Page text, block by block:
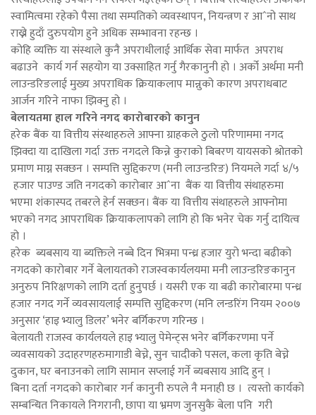
स्वामित्वमा रहेको पैसा तथा सम्पतिको व्यवस्थापन, नियन्त्रण र आˆनो साथ
राख्ने हुदाँ दुरुपयोग हुने अधिक सम्भावना रहन्छ ।
कोहि व्यक्ति या संस्थाले कुनै अपराधीलाई आर्थिक सेवा मार्फत अपराध
बढाउने कार्य गर्न सहयोग या उक्साहित गर्नु गैरकानुनी हो । अर्को अर्थमा मनी
लाउन्डरिङलाई मुख्य अपराधिक क्रियाकलाप मान्नुको कारण अपराधबाट
आर्जन गरिने नाफा झिक्नु हो ।
बेलायतमा हाल गरिने नगद कारोबारको कानुन
हरेक बैंक या वित्तीय संस्थाहरुले आफ्ना ग्राहकले ठुलो परिणाममा नगद
झिक्दा या दाखिला गर्दा उक्त नगदले किन्ने कुराको बिबरण यायसको श्रोतको
प्रमाण माग्न सक्छन । सम्पत्ति सुद्दिकरण (मनी लाउन्डरिङ) नियमले गर्दा ४/५
हजार पाउण्ड जति नगदको कारोबार आˆना बैंक या वित्तीय संथाहरुमा
भएमा शंकास्पद तबरले हेर्न सक्छन। बैंक या वित्तीय संथाहरुले आफ्नोमा
भएको नगद आपराधिक क्रियाकलापको लागि हो कि भनेर चेक गर्नु दायित्व
हो ।
हरेक ब्यबसाय या ब्यक्तिले नब्बे दिन भित्रमा पन्ध्र हजार युरो भन्दा बढीको
नगदको कारोबार गर्ने बेलायतको राजस्वकार्यलयमा मनी लाउन्डरिङकानुन
अनुरुप निरिक्षणको लागि दर्ता हुनुपर्छ । यसरी एक या बढी कारोबारमा पन्ध्र
हजार नगद गर्ने व्यवसायलाई सम्पत्ति सुद्दिकरण (मनि लन्डरिंग नियम २००७
अनुसार ‘हाइ भ्यालु डिलर’ भनेर बर्गिकरण गरिन्छ ।
बेलायती राजस्व कार्यलयले हाइ भ्यालु पेमेन्ट्स भनेर बर्गिकरणमा पर्ने
व्यवसायको उदाहरणहरुमागाडी बेच्ने, सुन चादीको पसल, कला कृति बेच्ने
दुकान, घर बनाउनको लागि सामान सप्लाई गर्ने ब्यबसाय आदि हुन् ।
बिना दर्ता नगदको कारोबार गर्न कानुनी रुपले नै मनाही छ । त्यस्तो कार्यको
सम्बन्धित निकायले निगरानी, छापा या भ्रमण जुनसुकै बेला पनि गरी